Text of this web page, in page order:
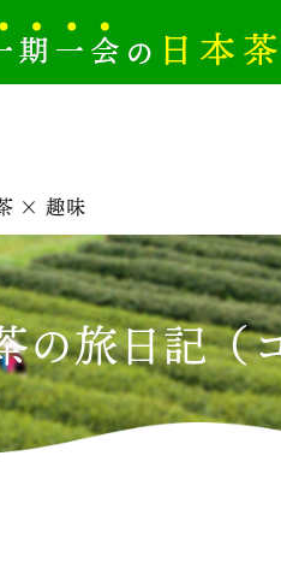
× 趣味
の旅日記（